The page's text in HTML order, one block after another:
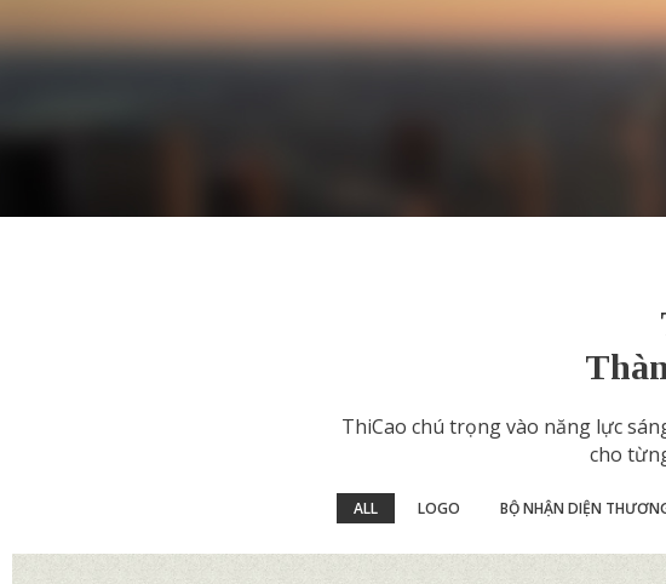
ThiCao chú trọng vào năng lực
cho
ALL LOGO BỘ NHẬN DIỆN